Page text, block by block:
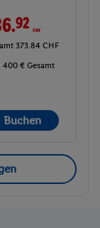
92 CHF
373.84 CHF
400 € Gesamt
Buchen